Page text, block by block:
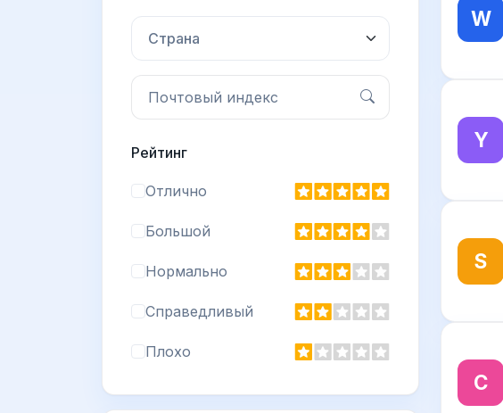
Страна
Рейтинг
Отлично
Большой
Нормально
Справедливый
Плохо
W
Y
S
C